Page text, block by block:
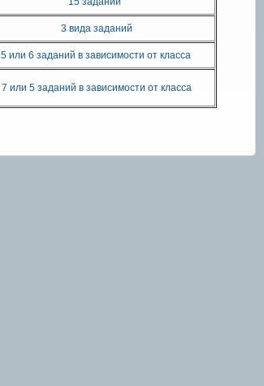
3 вида заданий
5 или 6 заданий в зависимости от класса
7 или 5 заданий в зависимости от класса